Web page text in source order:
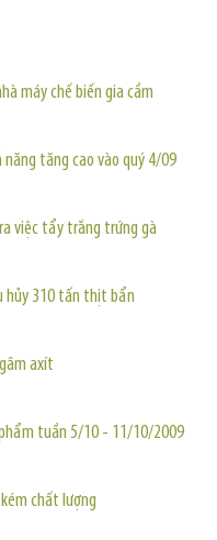
máy chế biến gia cầm
tăng cao vào quý 4/09
việc tẩy trắng trứng gà
hủy 310 tấn thịt bẩn
axít
tuần 5/10 - 11/10/2009
chất lượng